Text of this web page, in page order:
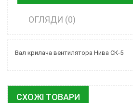
ОГЛЯДИ (0)
Вал крилача вентилятора Нива СК-5
СХОЖІ ТОВАРИ